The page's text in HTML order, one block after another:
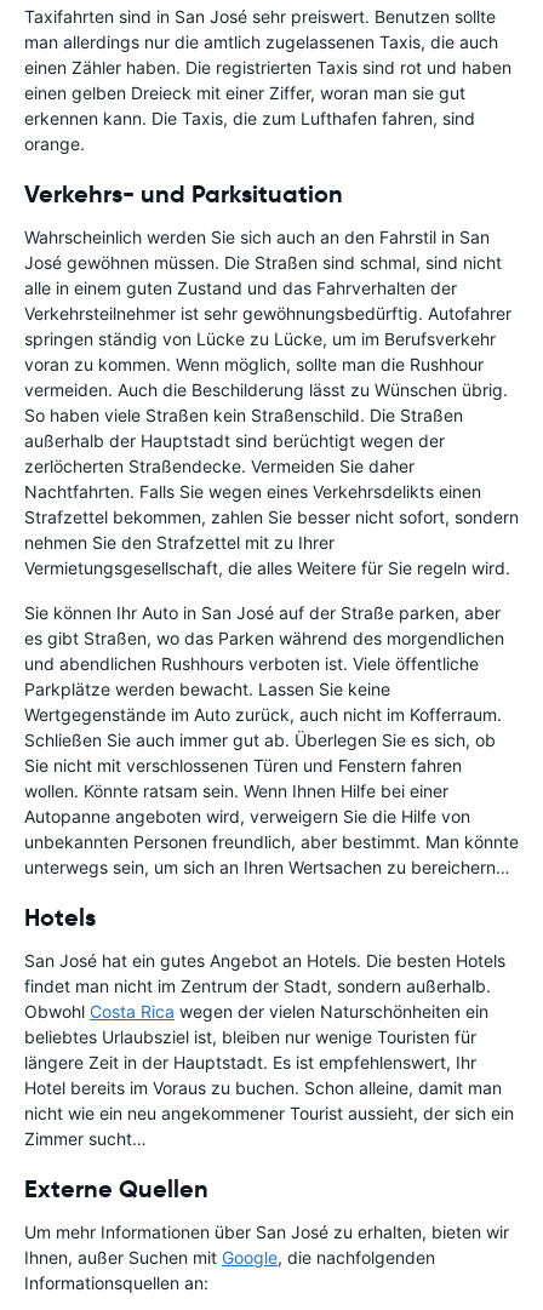
Taxifahrten sind in San José sehr preiswert. Benutzen sollte
man allerdings nur die amtlich zugelassenen Taxis, die auch
einen Zähler haben. Die registrierten Taxis sind rot und haben
einen gelben Dreieck mit einer Ziffer, woran man sie gut
erkennen kann. Die Taxis, die zum Lufthafen fahren, sind
orange.
Verkehrs- und Parksituation
Wahrscheinlich werden Sie sich auch an den Fahrstil in San
José gewöhnen müssen. Die Straßen sind schmal, sind nicht
alle in einem guten Zustand und das Fahrverhalten der
Verkehrsteilnehmer ist sehr gewöhnungsbedürftig. Autofahrer
springen ständig von Lücke zu Lücke, um im Berufsverkehr
voran zu kommen. Wenn möglich, sollte man die Rushhour
vermeiden. Auch die Beschilderung lässt zu Wünschen übrig.
So haben viele Straßen kein Straßenschild. Die Straßen
außerhalb der Hauptstadt sind berüchtigt wegen der
zerlöcherten Straßendecke. Vermeiden Sie daher
Nachtfahrten. Falls Sie wegen eines Verkehrsdelikts einen
Strafzettel bekommen, zahlen Sie besser nicht sofort, sondern
nehmen Sie den Strafzettel mit zu Ihrer
Vermietungsgesellschaft, die alles Weitere für Sie regeln wird.
Sie können Ihr Auto in San José auf der Straße parken, aber
es gibt Straßen, wo das Parken während des morgendlichen
und abendlichen Rushhours verboten ist. Viele öffentliche
Parkplätze werden bewacht. Lassen Sie keine
Wertgegenstände im Auto zurück, auch nicht im Kofferraum.
Schließen Sie auch immer gut ab. Überlegen Sie es sich, ob
Sie nicht mit verschlossenen Türen und Fenstern fahren
wollen. Könnte ratsam sein. Wenn Ihnen Hilfe bei einer
Autopanne angeboten wird, verweigern Sie die Hilfe von
unbekannten Personen freundlich, aber bestimmt. Man könnte
unterwegs sein, um sich an Ihren Wertsachen zu bereichern…
Hotels
San José hat ein gutes Angebot an Hotels. Die besten Hotels
findet man nicht im Zentrum der Stadt, sondern außerhalb.
Obwohl Costa Rica wegen der vielen Naturschönheiten ein
beliebtes Urlaubsziel ist, bleiben nur wenige Touristen für
längere Zeit in der Hauptstadt. Es ist empfehlenswert, Ihr
Hotel bereits im Voraus zu buchen. Schon alleine, damit man
nicht wie ein neu angekommener Tourist aussieht, der sich ein
Zimmer sucht…
Externe Quellen
Um mehr Informationen über San José zu erhalten, bieten wir
Ihnen, außer Suchen mit Google, die nachfolgenden
Informationsquellen an: